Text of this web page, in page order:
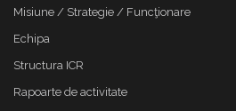
Misiune / Strategie / Funcţionare
Echipa
Structura ICR
Rapoarte de activitate